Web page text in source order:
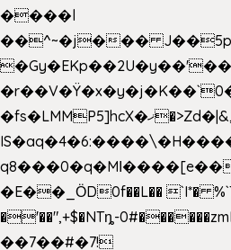
����l
��^~�j���
�fs�LMMP5]hcX�ޚ�>Zd�|&,-
q8���0�q�Mߊ����[e��z(��)z
�E��_ӦD0f��L�� `I*�
��7��#�7!